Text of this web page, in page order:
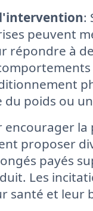
:
peuvent
répondre à
poids ou
encourager
proposer
payés
Les
santé et leur